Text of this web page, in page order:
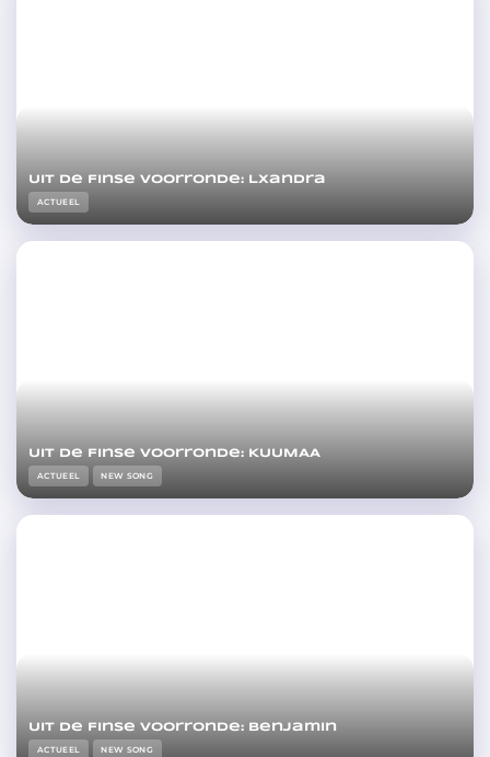
Uit de Finse voorronde: Lxandra
ACTUEEL
Uit de Finse voorronde: KUUMAA
ACTUEEL NEW SONG
Uit de Finse voorronde: Benjamin
ACTUEEL NEW SONG